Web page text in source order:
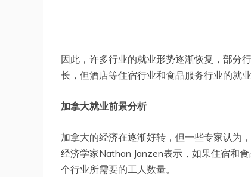
因此，许多行业的就业形势逐渐恢复，部分
长，但酒店等住宿行业和食品服务行业的就业
加拿大就业前景分析
加拿大的经济在逐渐好转，但一些专家认为
经济学家Nathan Janzen表示，如果住宿和
个行业所需要的工人数量。